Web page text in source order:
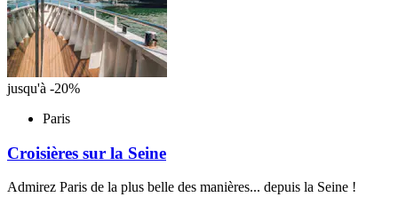
jusqu'à -20%
Paris
Croisières sur la Seine
Admirez Paris de la plus belle des manières... depuis la Seine !